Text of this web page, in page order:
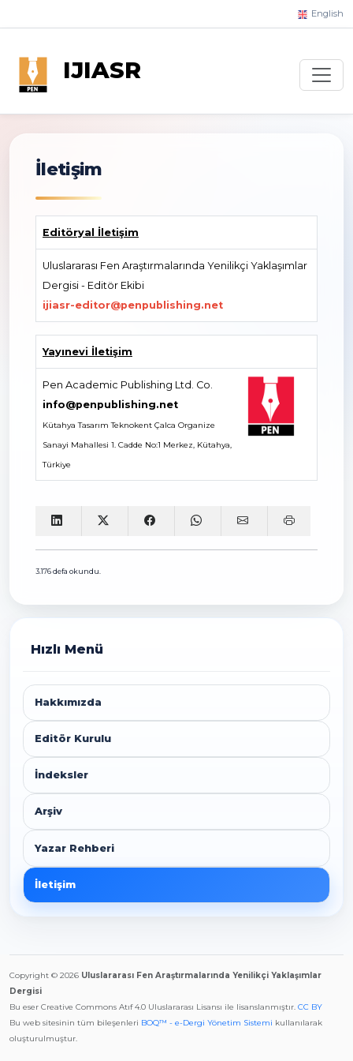
English
IJIASR
İletişim
Editöryal İletişim
Uluslararası Fen Araştırmalarında Yenilikçi Yaklaşımlar
Dergisi - Editör Ekibi
ijiasr-editor@penpublishing.net
Yayınevi İletişim
Pen Academic Publishing Ltd. Co.
info@penpublishing.net
Kütahya Tasarım Teknokent Çalca Organize
Sanayi Mahallesi 1. Cadde No:1 Merkez, Kütahya,
Türkiye
3.176 defa okundu.
Hızlı Menü
Hakkımızda
Editör Kurulu
İndeksler
Arşiv
Yazar Rehberi
İletişim
Copyright © 2026 Uluslararası Fen Araştırmalarında Yenilikçi Yaklaşımlar
Dergisi
Bu eser Creative Commons Atıf 4.0 Uluslararası Lisansı ile lisanslanmıştır. CC BY
Bu web sitesinin tüm bileşenleri BOQ™ - e-Dergi Yönetim Sistemi kullanılarak
oluşturulmuştur.